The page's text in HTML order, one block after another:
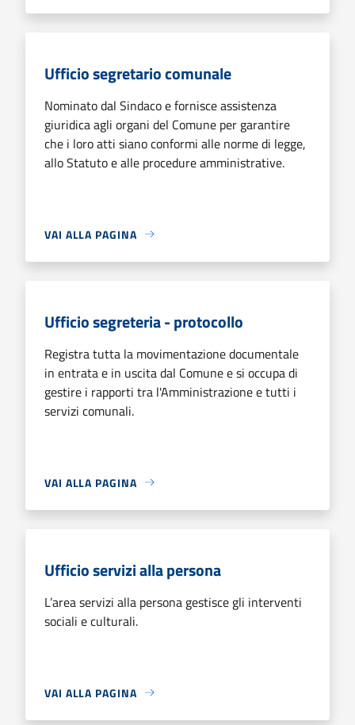
Ufficio segretario comunale
Nominato dal Sindaco e fornisce assistenza
giuridica agli organi del Comune per garantire
che i loro atti siano conformi alle norme di legge,
allo Statuto e alle procedure amministrative.
VAI ALLA PAGINA
Ufficio segreteria - protocollo
Registra tutta la movimentazione documentale
in entrata e in uscita dal Comune e si occupa di
gestire i rapporti tra l'Amministrazione e tutti i
servizi comunali.
VAI ALLA PAGINA
Ufficio servizi alla persona
L’area servizi alla persona gestisce gli interventi
sociali e culturali.
VAI ALLA PAGINA